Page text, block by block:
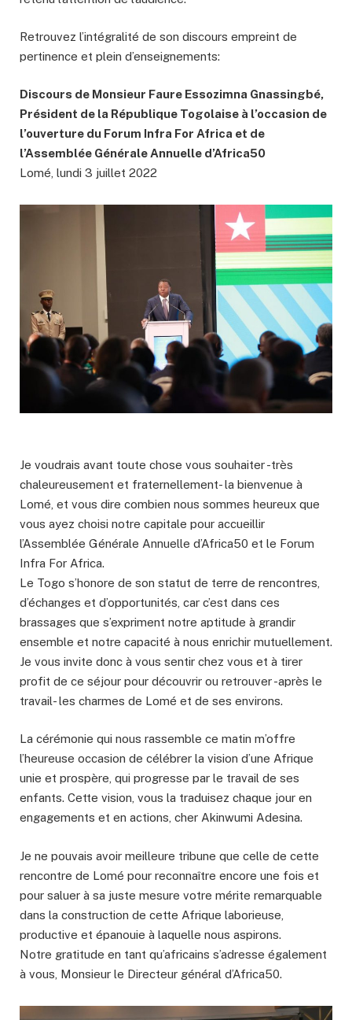
Retrouvez l’intégralité de son discours empreint de
pertinence et plein d’enseignements:
Discours de Monsieur Faure Essozimna Gnassingbé,
Président de la République Togolaise à l’occasion de
l’ouverture du Forum Infra For Africa et de
l’Assemblée Générale Annuelle d’Africa50
Lomé, lundi 3 juillet 2022
Je voudrais avant toute chose vous souhaiter -très
chaleureusement et fraternellement- la bienvenue à
Lomé, et vous dire combien nous sommes heureux que
vous ayez choisi notre capitale pour accueillir
l’Assemblée Générale Annuelle d’Africa50 et le Forum
Infra For Africa.
Le Togo s’honore de son statut de terre de rencontres,
d’échanges et d’opportunités, car c’est dans ces
brassages que s’expriment notre aptitude à grandir
ensemble et notre capacité à nous enrichir mutuellement.
Je vous invite donc à vous sentir chez vous et à tirer
profit de ce séjour pour découvrir ou retrouver -après le
travail- les charmes de Lomé et de ses environs.
La cérémonie qui nous rassemble ce matin m’offre
l’heureuse occasion de célébrer la vision d’une Afrique
unie et prospère, qui progresse par le travail de ses
enfants. Cette vision, vous la traduisez chaque jour en
engagements et en actions, cher Akinwumi Adesina.
Je ne pouvais avoir meilleure tribune que celle de cette
rencontre de Lomé pour reconnaître encore une fois et
pour saluer à sa juste mesure votre mérite remarquable
dans la construction de cette Afrique laborieuse,
productive et épanouie à laquelle nous aspirons.
Notre gratitude en tant qu’africains s’adresse également
à vous, Monsieur le Directeur général d’Africa50.